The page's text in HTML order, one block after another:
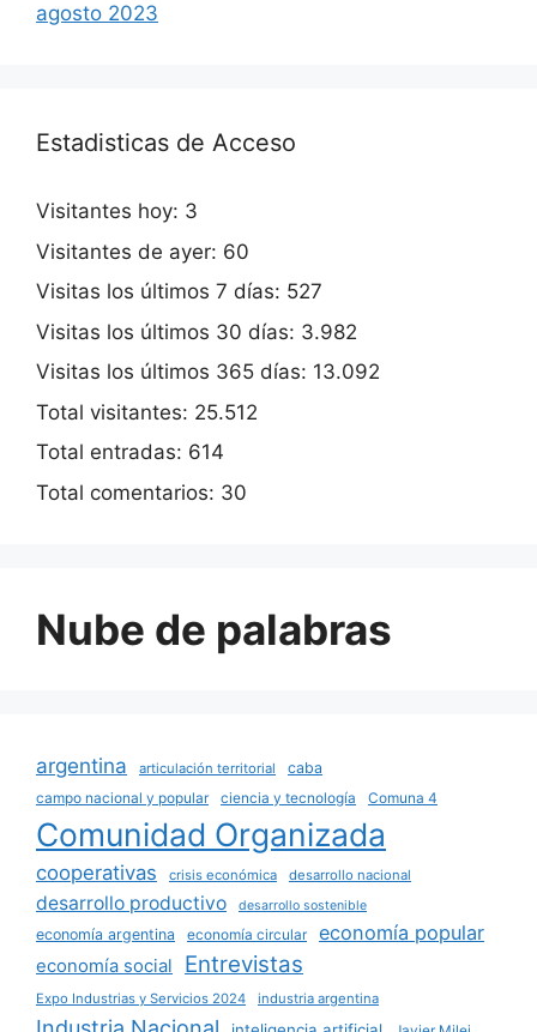
agosto 2023
Estadisticas de Acceso
Visitantes hoy: 3
Visitantes de ayer: 60
Visitas los últimos 7 días: 527
Visitas los últimos 30 días: 3.982
Visitas los últimos 365 días: 13.092
Total visitantes: 25.512
Total entradas: 614
Total comentarios: 30
Nube de palabras
argentina articulación territorial
caba
campo nacional y popular
ciencia y tecnología Comuna 4
Comunidad Organizada
cooperativas crisis económica desarrollo nacional
desarrollo productivo desarrollo sostenible
economía argentina economía circular economía popular
economía social Entrevistas
Expo Industrias y Servicios 2024 industria argentina